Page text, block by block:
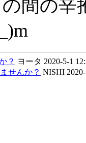
間の辛
？ ヨータ 2020-5-1
せんか？ NISHI